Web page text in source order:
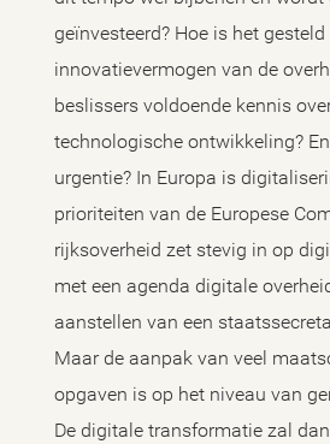
geïnvesteerd? Hoe is het
innovatievermogen van de
beslissers voldoende kennis
technologische ontwikkeling?
urgentie? In Europa is
prioriteiten van de Europese
rijksoverheid zet stevig in op
met een agenda digitale
aanstellen van een
Maar de aanpak van veel
opgaven is op het niveau van
De digitale transformatie zal